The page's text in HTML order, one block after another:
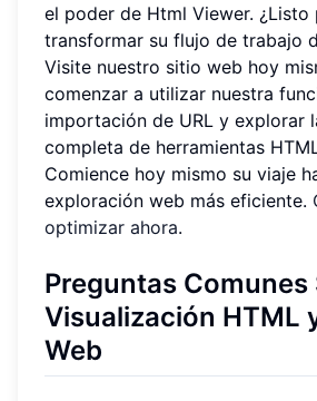
el poder de Html Viewer. ¿Listo
transformar su flujo de trabajo
Visite nuestro sitio web hoy
comenzar a utilizar nuestra
importación de URL y explorar
completa de herramientas
Comience hoy mismo su viaje
exploración web más eficiente.
optimizar ahora.
Preguntas Comunes
Visualización HTML
Web